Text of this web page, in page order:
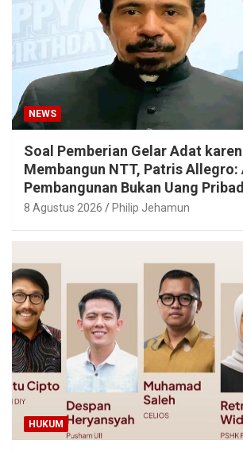
NEWS
Soal Pemberian Gelar Adat
Membangun NTT, Patris Allegro:
Pembangunan Bukan Uang
8 Agustus 2026 Philip Jehamun
HUKUM